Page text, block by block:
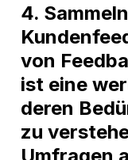
4.
von
ist eine
deren
zu